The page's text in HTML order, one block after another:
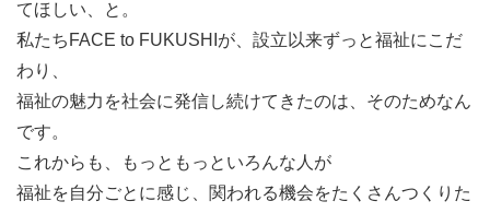
◎共同代表：岩本恭典…清水エスパルスと広島カープをこ
よなく愛する2児の父。フットワークの軽さはピカイチ。
◎共同代表：池谷徹…海外旅行とたこ焼きが大好きな1児
の父。研修講師、セミナー企画はお任せあれ。
◎事務局長：近重有貴…ビールと餃子と刺身があれば幸せ
になれる2児の母。PCはWindows派。
◎事務局：上杉きよみ…多趣味なマルチプレイヤー。阪神
てほしい、と。
私たちFACE to FUKUSHIが、設立以来ずっと福祉にこだ
わり、
福祉の魅力を社会に発信し続けてきたのは、そのためなん
です。
これからも、もっともっといろんな人が
福祉を自分ごとに感じ、関われる機会をたくさんつくりた